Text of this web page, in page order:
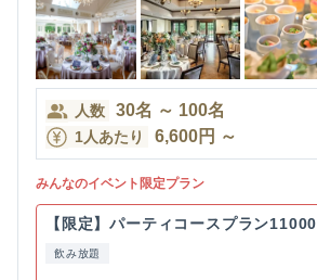
人数 30名 ～ 100名
1人あたり 6,600円 ～
みんなのイベント限定プラン
【限定】パーティコースプラン11000
飲み放題